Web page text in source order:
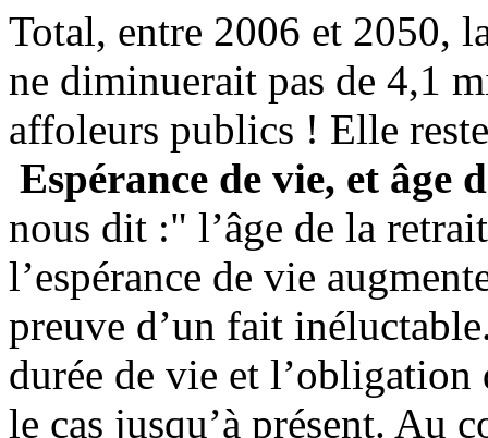
Total, entre 2006 et 2050,
ne diminuerait pas de 4,1
affoleurs publics ! Elle
Espérance de vie, et âge
nous dit :" l’âge de la
l’espérance de vie
preuve d’un fait
durée de vie et
le cas jusqu’à présent. Au